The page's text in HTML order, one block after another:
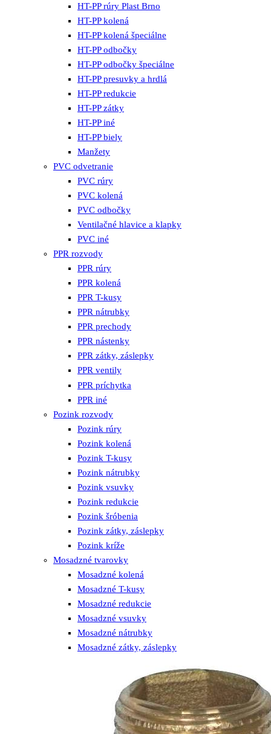
HT-PP rúry Plast Brno
HT-PP kolená
HT-PP kolená špeciálne
HT-PP odbočky
HT-PP odbočky špeciálne
HT-PP presuvky a hrdlá
HT-PP redukcie
HT-PP zátky
HT-PP iné
HT-PP biely
Manžety
PVC odvetranie
PVC rúry
PVC kolená
PVC odbočky
Ventilačné hlavice a klapky
PVC iné
PPR rozvody
PPR rúry
PPR kolená
PPR T-kusy
PPR nátrubky
PPR prechody
PPR nástenky
PPR zátky, záslepky
PPR ventily
PPR príchytka
PPR iné
Pozink rozvody
Pozink rúry
Pozink kolená
Pozink T-kusy
Pozink nátrubky
Pozink vsuvky
Pozink redukcie
Pozink šróbenia
Pozink zátky, záslepky
Pozink kríže
Mosadzné tvarovky
Mosadzné kolená
Mosadzné T-kusy
Mosadzné redukcie
Mosadzné vsuvky
Mosadzné nátrubky
Mosadzné zátky, záslepky